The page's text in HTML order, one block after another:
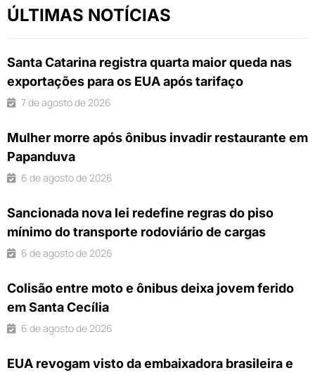
ÚLTIMAS NOTÍCIAS
Santa Catarina registra quarta maior queda nas
exportações para os EUA após tarifaço
7 de agosto de 2026
Mulher morre após ônibus invadir restaurante em
Papanduva
6 de agosto de 2026
Sancionada nova lei redefine regras do piso
mínimo do transporte rodoviário de cargas
6 de agosto de 2026
Colisão entre moto e ônibus deixa jovem ferido
em Santa Cecília
6 de agosto de 2026
EUA revogam visto da embaixadora brasileira e